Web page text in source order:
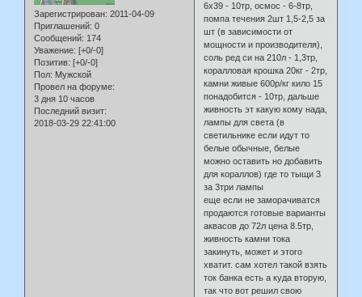
Зарегистрирован: 2011-04-09
Приглашений: 0
Сообщений: 174
Уважение: [+0/-0]
Позитив: [+0/-0]
Пол: Мужской
Провел на форуме:
3 дня 10 часов
Последний визит:
2018-03-29 22:41:00
6х39 - 10тр, осмос - 6-8тр,
помпа течения 2шт 1,5-2,5 за
шт (в зависимости от
мощности и производителя),
соль ред си на 210л - 1,3тр,
коралловая крошка 20кг - 2тр,
камни живые 600р/кг кило 15
понадобится - 10тр, дальше
живность эт какую кому нада,
лампы для света (в
светильнике если идут то
белые обычные, белые
можно оставить но добавить
для кораллов) где то тыщи 3
за 3три лампы
еще если не заморачиватся
продаются готовые варианты
аквасов до 72л цена 8.5тр,
живность камни тока
закинуть, может и этого
хватит. сам хотел такой взять
ток банка есть а куда вторую,
так что вот решил свою